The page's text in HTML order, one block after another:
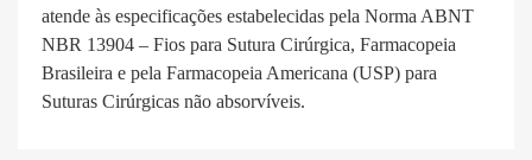
atende às especificações estabelecidas pela Norma ABNT
NBR 13904 – Fios para Sutura Cirúrgica, Farmacopeia
Brasileira e pela Farmacopeia Americana (USP) para
Suturas Cirúrgicas não absorvíveis.